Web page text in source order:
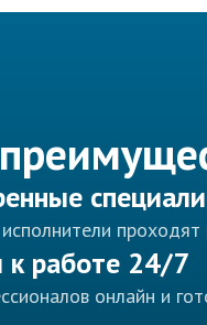
к работе 24/7
онлайн и